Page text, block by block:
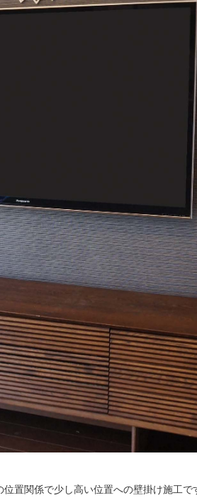
置関係で少し高い位置への壁掛け施工で